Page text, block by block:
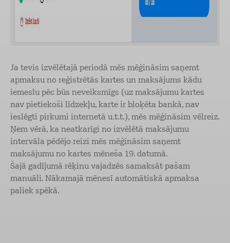
Ja tevis izvēlētajā periodā mēs mēģināsim saņemt
apmaksu no reģistrētās kartes un maksājums kādu
iemeslu pēc būs neveiksmīgs (uz maksājumu kartes
nav pietiekoši līdzekļu, karte ir bloķēta bankā, nav
ieslēgti pirkumi internetā u.t.t.), mēs mēģināsim vēlreiz.
Ņem vērā, ka neatkarīgi no izvēlētā maksājumu
intervāla pēdējo reizi mēs mēģināsim saņemt
maksājumu no kartes mēneša 19. datumā.
Šajā gadījumā rēķinu vajadzēs samaksāt pašam
manuāli. Nākamajā mēnesī automātiskā apmaksa
paliek spēkā.